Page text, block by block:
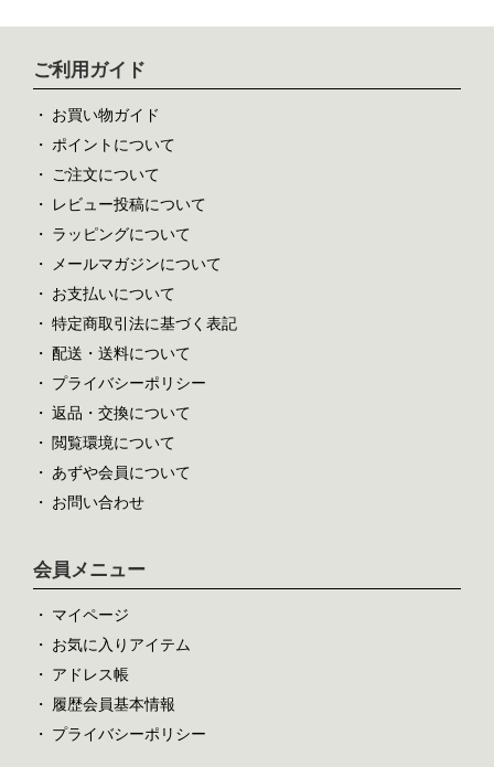
ご利用ガイド
お買い物ガイド
ポイントについて
ご注文について
レビュー投稿について
ラッピングについて
メールマガジンについて
お支払いについて
特定商取引法に基づく表記
配送・送料について
プライバシーポリシー
返品・交換について
閲覧環境について
あずや会員について
お問い合わせ
会員メニュー
マイページ
お気に入りアイテム
アドレス帳
履歴会員基本情報
プライバシーポリシー